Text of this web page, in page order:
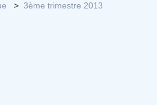
3ème trimestre 2013